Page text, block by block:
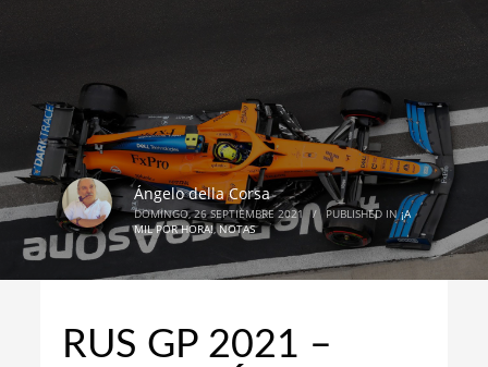
Ángelo della Corsa
DOMINGO, 26 SEPTIEMBRE 2021 / PUBLISHED IN¡A
MIL POR HORA!,NOTAS
RUS GP 2021 –